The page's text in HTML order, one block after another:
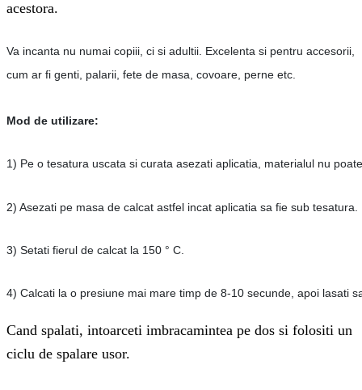
acestora.
Va incanta nu numai copiii, ci si adultii. Excelenta si pentru accesorii,
cum ar fi genti, palarii, fete de masa, covoare, perne etc.
Mod de utilizare:
1) Pe o tesatura uscata si curata asezati aplicatia, materialul nu
2) Asezati pe masa de calcat astfel incat aplicatia sa fie sub tesatura.
3) Setati fierul de calcat la 150 ° C.
4) Calcati la o presiune mai mare timp de 8-10 secunde, apoi lasati
Cand spalati, intoarceti imbracamintea pe dos si folositi un
ciclu de spalare usor.